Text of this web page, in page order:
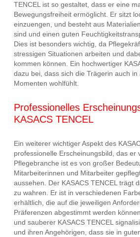
TENCEL ist so gestaltet, dass er eine
Bewegungsfreiheit ermöglicht. Er sitzt
einzuengen, und besteht aus
sind und einen guten
Dies ist besonders wichtig, da
stressigen Situationen arbeiten und
kommen können. Ein hochwertiger
dazu bei, dass sich die Trägerin auch in
Momenten wohlfühlt.
Professionelles
KASACS TENCEL
Ein weiterer wichtiger Aspekt des
professionelle Erscheinungsbild, das er
Pflegebranche ist es von großer
Mitarbeiterinnen und Mitarbeiter
aussehen. Der KASACS TENCEL trägt
zu wahren. Er ist in verschiedenen
erhältlich, die auf die jeweiligen
Präferenzen abgestimmt werden
und sauberer KASACS TENCEL
und ihren Angehörigen, dass sie in